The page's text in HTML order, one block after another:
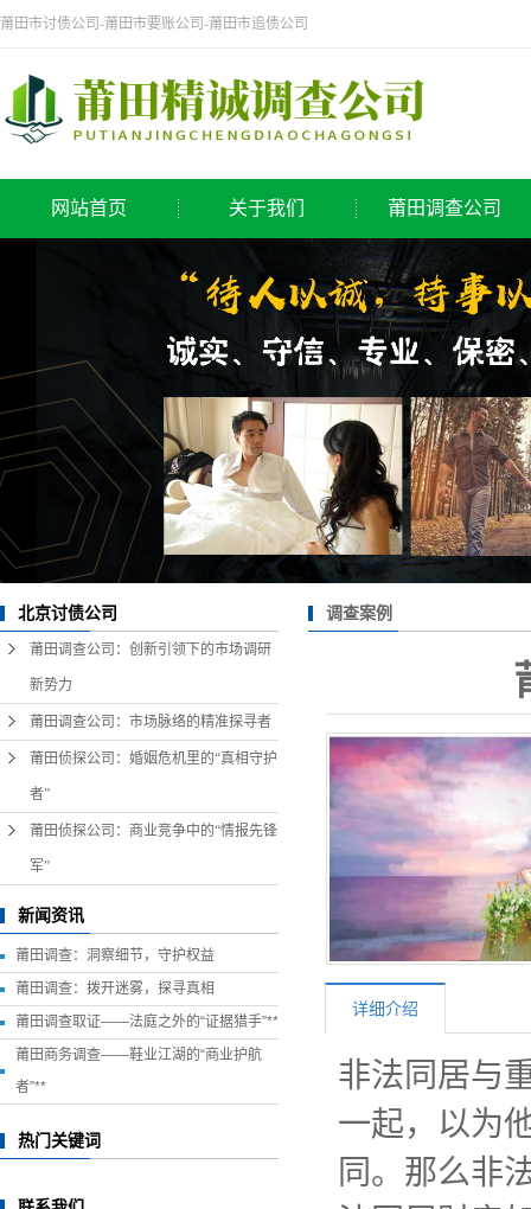
莆田市讨债公司-莆田市要账公司-莆田市追债公司
网站首页 关于我们
公司简介
莆田调查公司
莆田调查公司
侦探公司
调查公司
取证公司
寻人公司
北京讨债公司
莆田调查公司：创新引领下的市场调研
新势力
莆田调查公司：市场脉络的精准探寻者
莆田侦探公司：婚姻危机里的“真相守护
者”
莆田侦探公司：商业竞争中的“情报先锋
军”
新闻资讯
莆田调查：洞察细节，守护权益
莆田调查：拨开迷雾，探寻真相
莆田调查取证——法庭之外的“证据猎手”**
莆田商务调查——鞋业江湖的“商业护航
者”**
热门关键词
调查案例
详细介绍
非法同居与
一起，以为
同。那么非